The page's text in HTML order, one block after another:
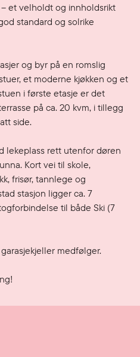
et velholdt og innholdsrikt
standard og solrike
og byr på en romslig
et moderne kjøkken og et
i første etasje er det
på ca. 20 kvm, i tillegg
side.
lekeplass rett utenfor døren
Kort vei til skole,
frisør, tannlege og
stasjon ligger ca. 7
til både Ski (7
medfølger.